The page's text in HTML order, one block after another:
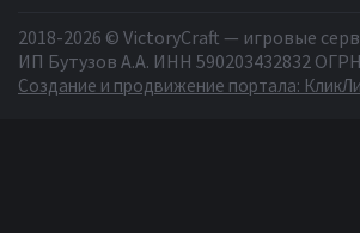
2018-2026 © VictoryCraft — игровые
ИП Бутузов А.А. ИНН 590203432832
Создание и продвижение портала: